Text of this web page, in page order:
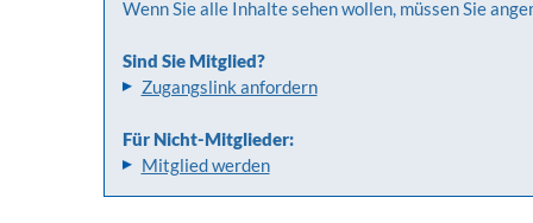
Wenn Sie alle Inhalte sehen wollen, müssen Sie
Sind Sie Mitglied?
Zugangslink anfordern
Für Nicht-Mitglieder:
Mitglied werden